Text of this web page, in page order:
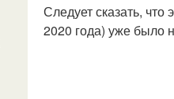
Следует сказать,
2020 года) уже было